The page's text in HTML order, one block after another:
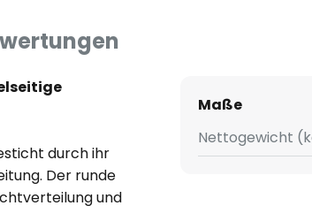
durch ihr
Der runde
und
Maße
Nettogewicht